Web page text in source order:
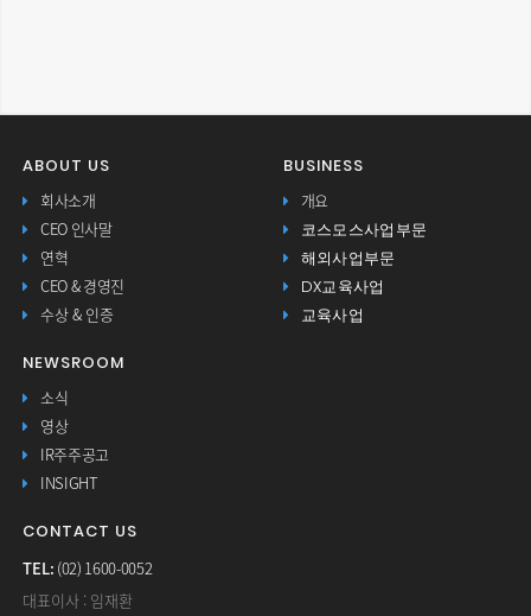
ABOUT US
회사소개
CEO 인사말
연혁
CEO & 경영진
수상 & 인증
BUSINESS
개요
코스모스사업부문
해외사업부문
DX교육사업
교육사업
NEWSROOM
소식
영상
IR주주공고
INSIGHT
CONTACT US
TEL: (02) 1600-0052
대표이사 : 임재환